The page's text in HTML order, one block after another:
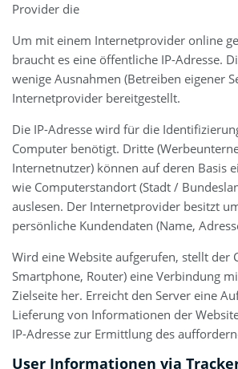
Provider die
Um mit einem Internetprovider online
braucht es eine öffentliche IP-Adresse.
wenige Ausnahmen (Betreiben eigener
Internetprovider bereitgestellt.
Die IP-Adresse wird für die
Computer benötigt. Dritte
Internetnutzer) können auf deren Basis
wie Computerstandort (Stadt /
auslesen. Der Internetprovider besitzt
persönliche Kundendaten (Name,
Wird eine Website aufgerufen, stellt der
Smartphone, Router) eine Verbindung
Zielseite her. Erreicht den Server eine
Lieferung von Informationen der
IP-Adresse zur Ermittlung des
User Informationen via